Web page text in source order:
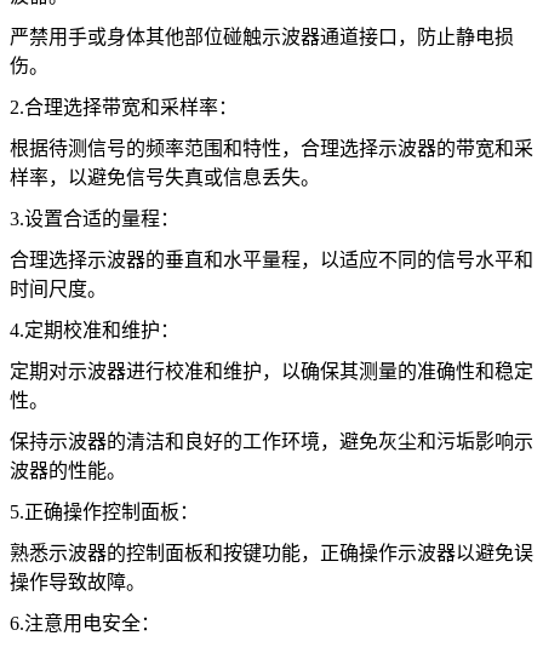
严禁用手或身体其他部位碰触示波器通道接口，防止静电损
伤。
2.合理选择带宽和采样率：
根据待测信号的频率范围和特性，合理选择示波器的带宽和采
样率，以避免信号失真或信息丢失。
3.设置合适的量程：
合理选择示波器的垂直和水平量程，以适应不同的信号水平和
时间尺度。
4.定期校准和维护：
定期对示波器进行校准和维护，以确保其测量的准确性和稳定
性。
保持示波器的清洁和良好的工作环境，避免灰尘和污垢影响示
波器的性能。
5.正确操作控制面板：
熟悉示波器的控制面板和按键功能，正确操作示波器以避免误
操作导致故障。
6.注意用电安全：